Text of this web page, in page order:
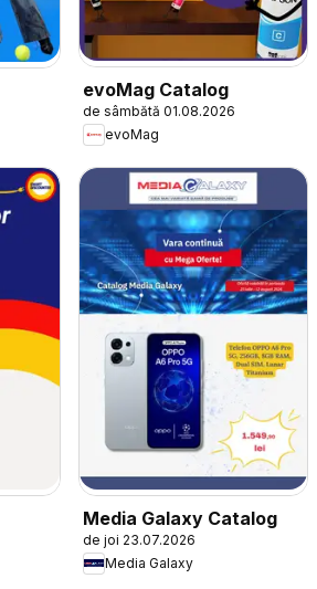
evoMag Catalog
de sâmbătă 01.08.2026
evoMag
Media Galaxy Catalog
de joi 23.07.2026
Media Galaxy